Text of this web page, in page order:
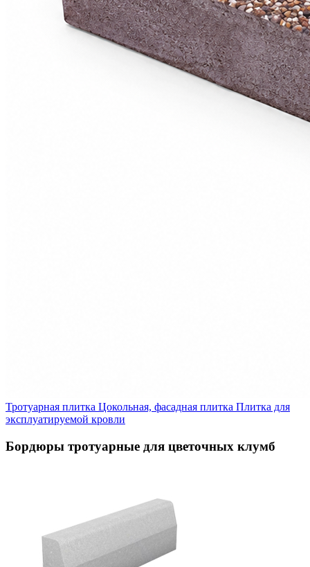
Тротуарная плитка Цокольная, фасадная плитка Плитка для
эксплуатируемой кровли
Бордюры тротуарные для цветочных клумб